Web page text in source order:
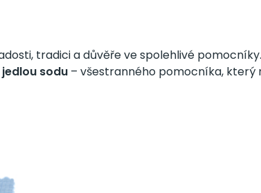
tradici a důvěře ve spolehlivé
jedlou sodu – všestranného pomocníka, který